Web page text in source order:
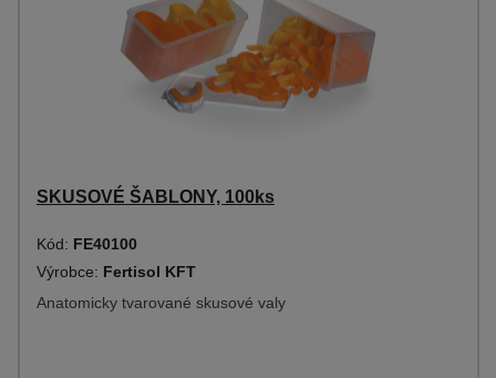
SKUSOVÉ ŠABLONY, 100ks
Kód: FE40100
Výrobce: Fertisol KFT
Anatomicky tvarované skusové valy